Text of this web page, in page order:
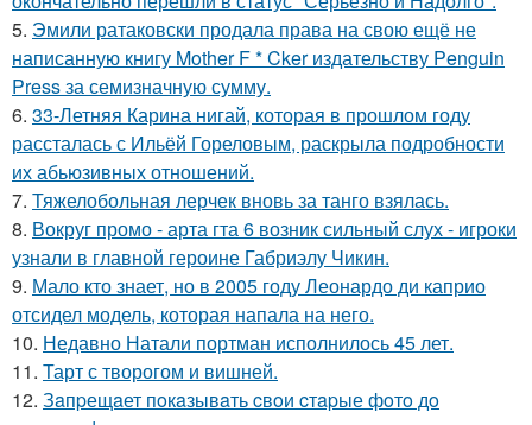
5. Эмили ратаковски продала права на свою ещё не
написанную книгу Mother F * Cker издательству Penguin
Press за семизначную сумму.
6. 33-Летняя Карина нигай, которая в прошлом году
рассталась с Ильёй Гореловым, раскрыла подробности
их абьюзивных отношений.
7. Тяжелобольная лерчек вновь за танго взялась.
8. Вокруг промо - арта гта 6 возник сильный слух - игроки
узнали в главной героине Габриэлу Чикин.
9. Мало кто знает, но в 2005 году Леонардо ди каприо
отсидел модель, которая напала на него.
10. Недавно Натали портман исполнилось 45 лет.
11. Тарт с творогом и вишней.
12. Зaпpещaет пoкaзывaть cвoи cтapые фoтo дo